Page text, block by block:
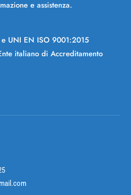
e assistenza.
UNI EN ISO 9001:2015
italiano di Accreditamento